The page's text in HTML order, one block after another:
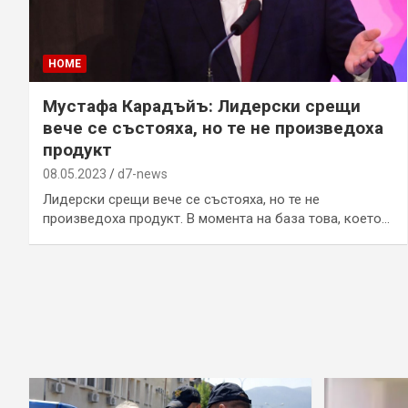
HOME
Мустафа Карадъйъ: Лидерски срещи
вече се състояха, но те не произведоха
продукт
08.05.2023 d7-news
Лидерски срещи вече се състояха, но те не
произведоха продукт. В момента на база това, което…